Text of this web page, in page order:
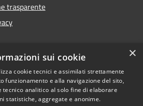
trasparente
accessibilità
Copyright © 2026 • Città di
×
sui cookie
cookie tecnici e assimilati strettamente
funzionamento e alla navigazione del sito,
tecnico analitico al solo fine di elaborare
statistiche, aggregate e anonime.